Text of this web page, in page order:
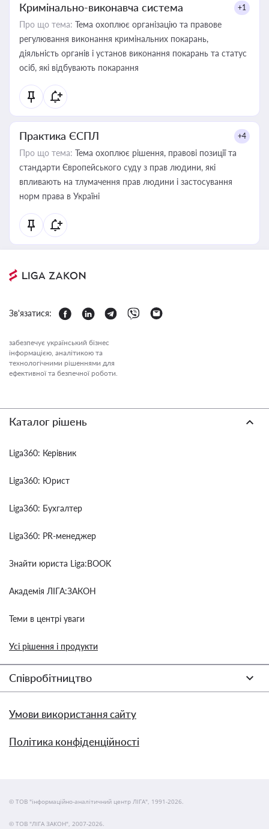
Кримінально-виконавча система +1
Про що тема: Тема охоплює організацію та правове
регулювання виконання кримінальних покарань,
діяльність органів і установ виконання покарань та статус
осіб, які відбувають покарання
Практика ЄСПЛ +4
Про що тема: Тема охоплює рішення, правові позиції та
стандарти Європейського суду з прав людини, які
впливають на тлумачення прав людини і застосування
норм права в Україні
Зв'язатися:
забезпечує український бізнес
інформацією, аналітикою та
технологічними рішеннями для
ефективної та безпечної роботи.
Каталог рішень
Liga360: Керівник
Liga360: Юрист
Liga360: Бухгалтер
Liga360: PR-менеджер
Знайти юриста Liga:BOOK
Академія ЛІГА:ЗАКОН
Теми в центрі уваги
Усі рішення і продукти
Співробітництво
Умови використання сайту
Політика конфіденційності
© ТОВ "інформаційно-аналітичний центр ЛІГА", 1991-2026.
© ТОВ "ЛІГА ЗАКОН", 2007-2026.